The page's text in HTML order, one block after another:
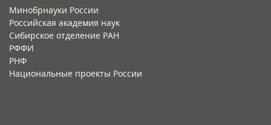
Минобрнауки России
Российская академия наук
Сибирское отделение РАН
РФФИ
РНФ
Национальные проекты России